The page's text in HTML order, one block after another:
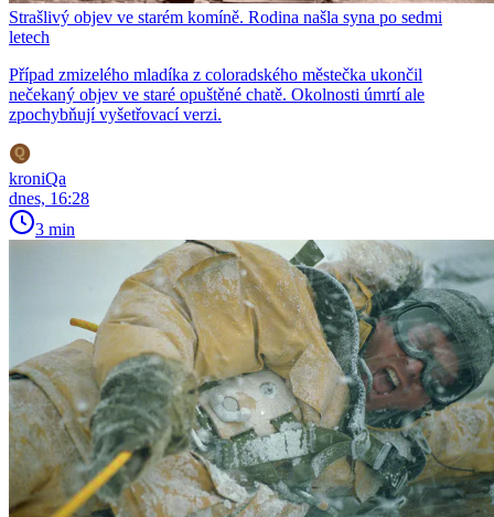
Strašlivý objev ve starém komíně. Rodina našla syna po sedmi
letech
Případ zmizelého mladíka z coloradského městečka ukončil
nečekaný objev ve staré opuštěné chatě. Okolnosti úmrtí ale
zpochybňují vyšetřovací verzi.
kroniQa
dnes, 16:28
3 min